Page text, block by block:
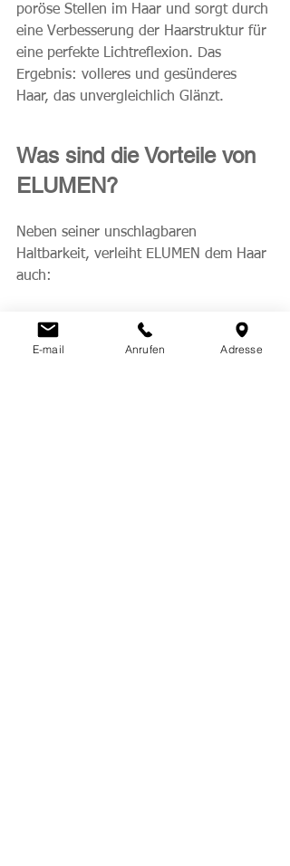
poröse Stellen im Haar und sorgt durch
eine Verbesserung der Haarstruktur für
eine perfekte Lichtreflexion. Das
Ergebnis: volleres und gesünderes
Haar, das unvergleichlich Glänzt.
Was sind die Vorteile von
ELUMEN?
Neben seiner unschlagbaren
Haltbarkeit, verleiht ELUMEN dem Haar
auch:
Gestochen scharfe, brillante
Farben
E-mail Anrufen Adresse